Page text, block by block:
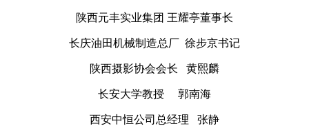
陕西元丰实业集团 王耀亭董事长
长庆油田机械制造总厂 徐步京书记
陕西摄影协会会长 黄熙麟
长安大学教授 郭南海
西安中恒公司总经理 张静